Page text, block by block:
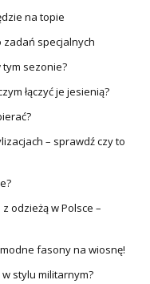
na topie
specjalnych
sezonie?
łączyć je jesienią?
– sprawdź czy to
odzieżą w Polsce –
fasony na wiosnę!
stylu militarnym?